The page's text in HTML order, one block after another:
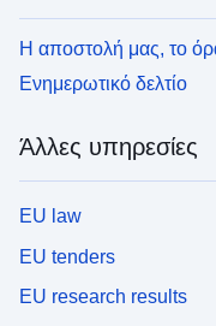
Η αποστολή μας, το
Ενημερωτικό δελτίο
Άλλες υπηρεσίες
EU law
EU tenders
EU research results